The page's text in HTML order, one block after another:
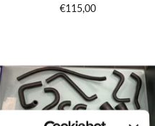
Prezzo
€115,00